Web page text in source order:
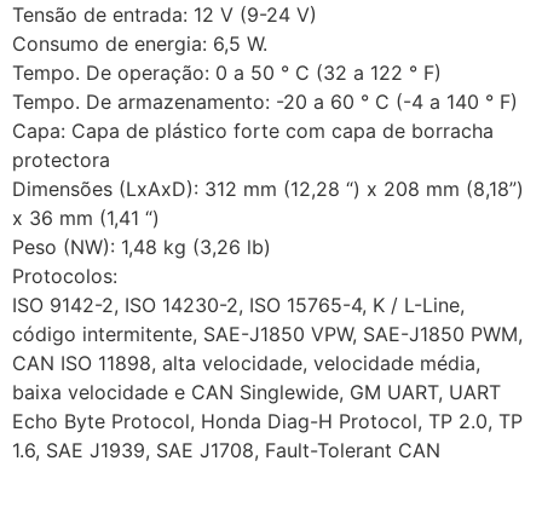
Tensão de entrada: 12 V (9-24 V)
Consumo de energia: 6,5 W.
Tempo. De operação: 0 a 50 ° C (32 a 122 ° F)
Tempo. De armazenamento: -20 a 60 ° C (-4 a 140 ° F)
Capa: Capa de plástico forte com capa de borracha
protectora
Dimensões (LxAxD): 312 mm (12,28 “) x 208 mm (8,18”)
x 36 mm (1,41 “)
Peso (NW): 1,48 kg (3,26 lb)
Protocolos:
ISO 9142-2, ISO 14230-2, ISO 15765-4, K / L-Line,
código intermitente, SAE-J1850 VPW, SAE-J1850 PWM,
CAN ISO 11898, alta velocidade, velocidade média,
baixa velocidade e CAN Singlewide, GM UART, UART
Echo Byte Protocol, Honda Diag-H Protocol, TP 2.0, TP
1.6, SAE J1939, SAE J1708, Fault-Tolerant CAN